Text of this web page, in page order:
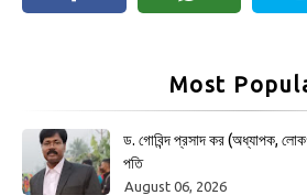
Most
ড. গোবিন্দ প্রসাদ কর (অধ্যাপক,
পতি
August 06, 2026